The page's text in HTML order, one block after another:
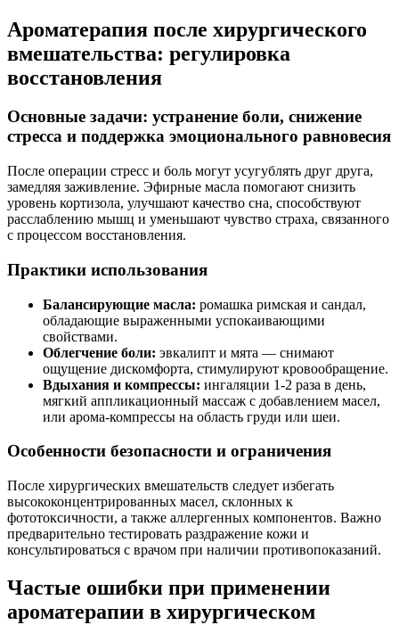
Ароматерапия после хирургического
вмешательства: регулировка
восстановления
Основные задачи: устранение боли, снижение
стресса и поддержка эмоционального равновесия
После операции стресс и боль могут усугублять друг друга,
замедляя заживление. Эфирные масла помогают снизить
уровень кортизола, улучшают качество сна, способствуют
расслаблению мышц и уменьшают чувство страха, связанного
с процессом восстановления.
Практики использования
Балансирующие масла: ромашка римская и сандал,
обладающие выраженными успокаивающими
свойствами.
Облегчение боли: эвкалипт и мята — снимают
ощущение дискомфорта, стимулируют кровообращение.
Вдыхания и компрессы: ингаляции 1-2 раза в день,
мягкий аппликационный массаж с добавлением масел,
или арома-компрессы на область груди или шеи.
Особенности безопасности и ограничения
После хирургических вмешательств следует избегать
высококонцентрированных масел, склонных к
фототоксичности, а также аллергенных компонентов. Важно
предварительно тестировать раздражение кожи и
консультироваться с врачом при наличии противопоказаний.
Частые ошибки при применении
ароматерапии в хирургическом